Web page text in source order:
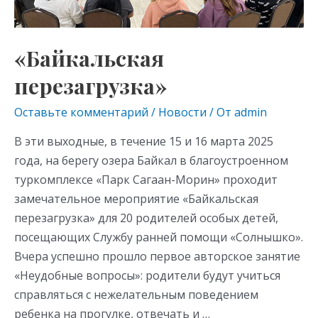
«Байкальская
перезагрузка»
Оставьте комментарий / Новости / От admin
В эти выходные, в течение 15 и 16 марта 2025
года, на берегу озера Байкал в благоустроенном
туркомплексе «Парк Сагаан-Морин» проходит
замечательное мероприятие «Байкальская
перезагрузка» для 20 родителей особых детей,
посещающих Службу ранней помощи «Солнышко».
Вчера успешно прошло первое авторское занятие
«Неудобные вопросы»: родители будут учиться
справляться с нежелательным поведением
ребенка на прогулке, отвечать и …